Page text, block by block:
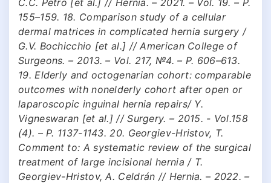
155–159. 18. Comparison study of a cellular
dermal matrices in complicated hernia surgery /
G.V. Bochicchio [et al.] // American College of
Surgeons. – 2013. – Vol. 217, №4. – P. 606–613.
19. Elderly and octogenarian cohort: comparable
outcomes with nonelderly cohort after open or
laparoscopic inguinal hernia repairs/ Y.
Vigneswaran [et al.] // Surgery. – 2015. - Vol.158
(4). – Р. 1137-1143. 20. Georgiev-Hristov, T.
Comment to: A systematic review of the surgical
treatment of large incisional hernia / T.
Georgiev-Hristov, A. Celdrán // Hernia. – 2022. –